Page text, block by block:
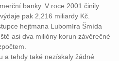
banky. V roce 2001 činily
pak 2,216 miliardy Kč.
hejtmana Lubomíra Šmída
asi dva milióny korun závěrečné
a tehdy také nezískaly žádné